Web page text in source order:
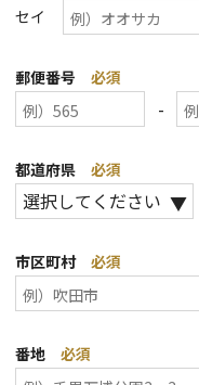
セイ
郵便番号 必須
-
都道府県 必須
市区町村 必須
番地 必須